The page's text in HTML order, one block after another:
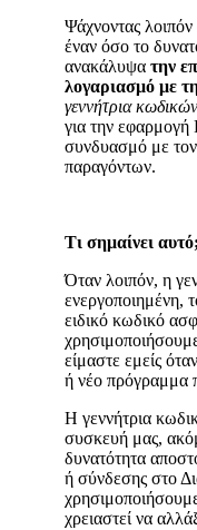
Ψάχνοντας
έναν όσο το
ανακάλυψα την
λογαριασμό με
γεννήτρια κωδικών
για την εφαρμογή
συνδυασμό με τον
παραγόντων.
Τι σημαίνει αυτό;
Όταν λοιπόν, η
ενεργοποιημένη,
ειδικό κωδικό
είμαστε εμείς
ή νέο πρόγραμμα
Η γεννήτρια
συσκευή μας,
δυνατότητα
ή σύνδεσης στο
χρειαστεί να